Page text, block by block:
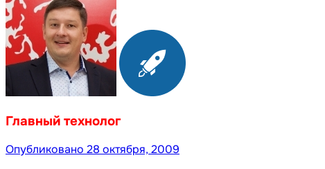
Главный технолог
Опубликовано 28 октября, 2009